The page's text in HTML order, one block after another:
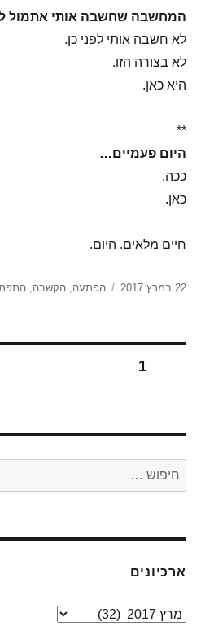
המחשבה שחשבה אותי אתמול
לא חשבה אותי לפני כן.
לא בצורה הזו.
היא כאן.
**
היום פעמיים…
ככה.
כאן.
חיים מלאים. היום.
פורסם
22 במרץ 2017 תגיות
הפתעה,הקשבה,
ניווט
1
חפש:
ארכיונים
ארכיונים